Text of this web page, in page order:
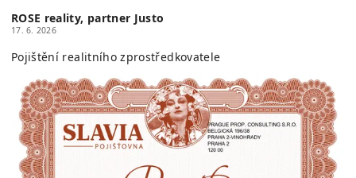
ROSE reality, partner Justo
17. 6. 2026
Pojištění realitního zprostředkovatele